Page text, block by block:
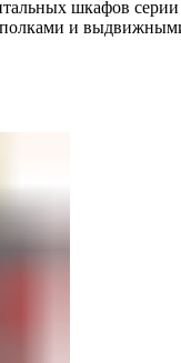
шкафов
и